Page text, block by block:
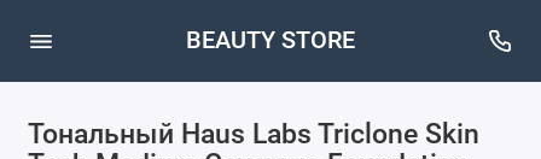
BEAUTY STORE
Тональный Haus Labs Triclone Skin